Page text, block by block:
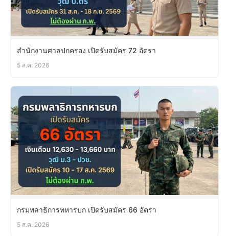
สำนักงานศาลปกครอง เปิดรับสมัคร 72 อัตรา
5 ส.ค. 2026
กรมพลาธิการทหารบก เปิดรับสมัคร 66 อัตรา
5 ส.ค. 2026